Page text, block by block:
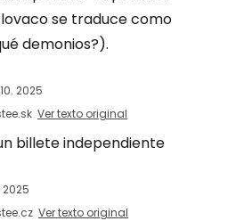
se traduce como
demonios?).
2025
Ver texto original
billete independiente
2025
Ver texto original